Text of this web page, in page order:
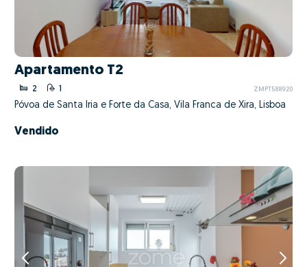
Apartamento T2
2 1 ZMPT588920
Póvoa de Santa Iria e Forte da Casa, Vila Franca de Xira, Lisboa
Vendido